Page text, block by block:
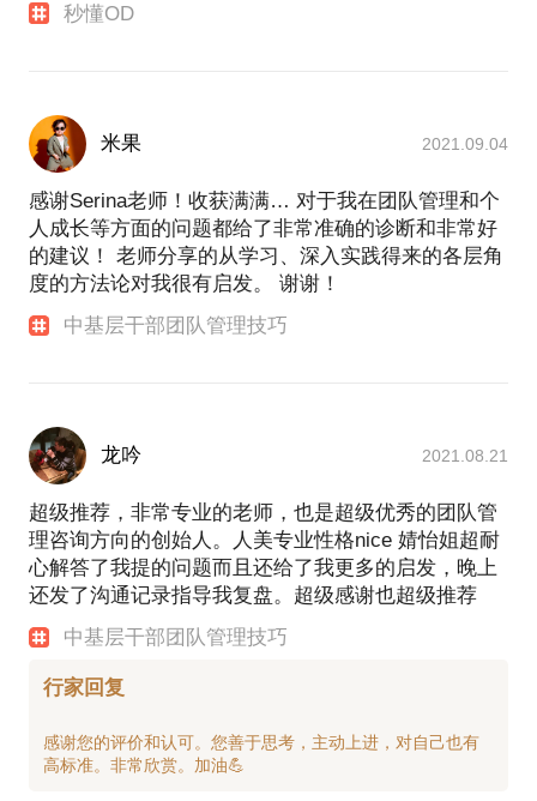
秒懂OD
米果 2021.09.04
感谢Serina老师！收获满满… 对于我在团队管理和个
人成长等方面的问题都给了非常准确的诊断和非常好
的建议！ 老师分享的从学习、深入实践得来的各层角
度的方法论对我很有启发。 谢谢！
中基层干部团队管理技巧
龙吟 2021.08.21
超级推荐，非常专业的老师，也是超级优秀的团队管
理咨询方向的创始人。人美专业性格nice 婧怡姐超耐
心解答了我提的问题而且还给了我更多的启发，晚上
还发了沟通记录指导我复盘。超级感谢也超级推荐
中基层干部团队管理技巧
行家回复
感谢您的评价和认可。您善于思考，主动上进，对自己也有